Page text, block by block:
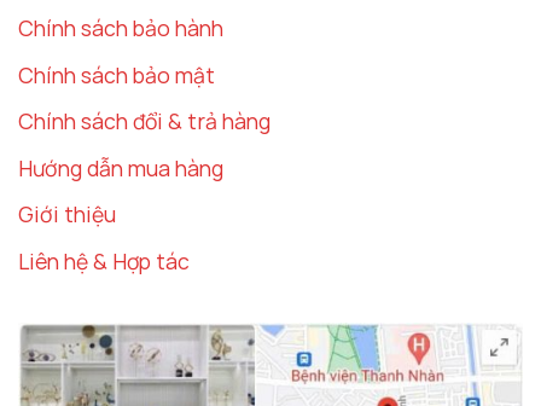
Chính sách bảo hành
Chính sách bảo mật
Chính sách đổi & trả hàng
Hướng dẫn mua hàng
Giới thiệu
Liên hệ & Hợp tác